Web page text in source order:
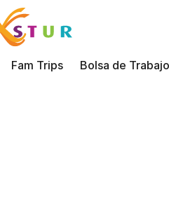
Fam Trips Bolsa de Trabajo